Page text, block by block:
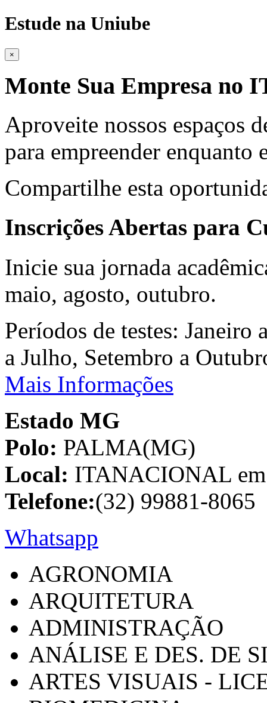
Estude na Uniube
×
Monte Sua Empresa no
Aproveite nossos espaços
para empreender enquanto
Compartilhe esta
Inscrições Abertas para
Inicie sua jornada
maio, agosto, outubro.
Períodos de testes:
a Julho, Setembro a
Mais Informações
Estado MG
Polo: PALMA(MG)
Local: ITANACIONAL
Telefone:(32) 99881-8065
Whatsapp
AGRONOMIA
ARQUITETURA
ADMINISTRAÇÃO
ANÁLISE E DES. DE
ARTES VISUAIS -